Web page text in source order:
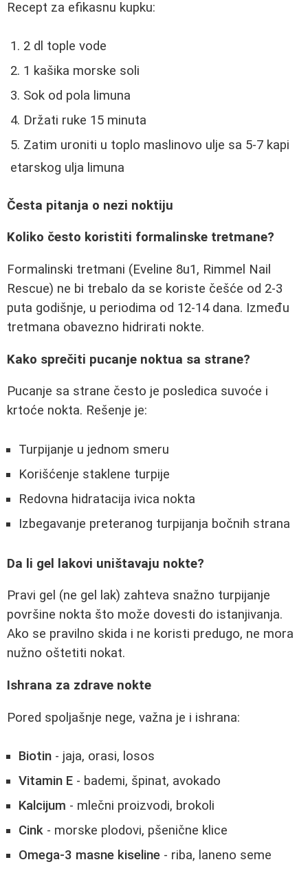
Recept za efikasnu kupku:
2 dl tople vode
1 kašika morske soli
Sok od pola limuna
Držati ruke 15 minuta
Zatim uroniti u toplo maslinovo ulje sa 5-7 kapi
etarskog ulja limuna
Česta pitanja o nezi noktiju
Koliko često koristiti formalinske tretmane?
Formalinski tretmani (Eveline 8u1, Rimmel Nail
Rescue) ne bi trebalo da se koriste češće od 2-3
puta godišnje, u periodima od 12-14 dana. Između
tretmana obavezno hidrirati nokte.
Kako sprečiti pucanje noktua sa strane?
Pucanje sa strane često je posledica suvoće i
krtoće nokta. Rešenje je:
Turpijanje u jednom smeru
Korišćenje staklene turpije
Redovna hidratacija ivica nokta
Izbegavanje preteranog turpijanja bočnih strana
Da li gel lakovi uništavaju nokte?
Pravi gel (ne gel lak) zahteva snažno turpijanje
površine nokta što može dovesti do istanjivanja.
Ako se pravilno skida i ne koristi predugo, ne mora
nužno oštetiti nokat.
Ishrana za zdrave nokte
Pored spoljašnje nege, važna je i ishrana:
Biotin - jaja, orasi, losos
Vitamin E - bademi, špinat, avokado
Kalcijum - mlečni proizvodi, brokoli
Cink - morske plodovi, pšenične klice
Omega-3 masne kiseline - riba, laneno seme